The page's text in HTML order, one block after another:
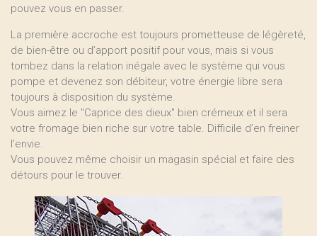
pouvez vous en passer.
La première accroche est toujours prometteuse de légèreté,
de bien-être ou d’apport positif pour vous, mais si vous
tombez dans la relation inégale avec le système qui vous
pompe et devenez son débiteur, votre énergie libre sera
toujours à disposition du système.
Vous aimez le "Caprice des dieux" bien crémeux et il sera
votre fromage bien riche sur votre table. Difficile d’en freiner
l’envie.
Vous pouvez même choisir un magasin spécial et faire des
détours pour le trouver.